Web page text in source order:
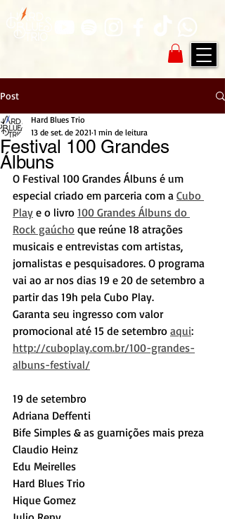
Post
Festival 100 Grandes
Álbuns
Hard Blues Trio
13 de set. de 2021 1 min de leitura
O Festival 100 Grandes Álbuns é um
especial criado em parceria com a Cubo
Play e o livro 100 Grandes Álbuns do
Rock gaúcho que reúne 18 atrações
musicais e entrevistas com artistas,
jornalistas e pesquisadores. O programa
vai ao ar nos dias 19 e 20 de setembro a
partir das 19h pela Cubo Play.
Garanta seu ingresso com valor
promocional até 15 de setembro aqui:
http://cuboplay.com.br/100-grandes-
albuns-festival/
19 de setembro
Adriana Deffenti
Bife Simples & as guarnições mais preza
Claudio Heinz
Edu Meirelles
Hard Blues Trio
Hique Gomez